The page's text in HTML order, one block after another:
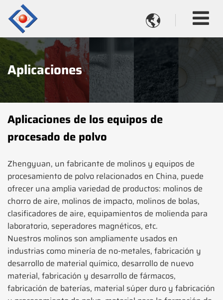

Aplicaciones
Aplicaciones de los equipos de
procesado de polvo
Zhengyuan, un fabricante de molinos y equipos de
procesamiento de polvo relacionados en China, puede
ofrecer una amplia variedad de productos: molinos de
chorro de aire, molinos de impacto, molinos de bolas,
clasificadores de aire, equipamientos de molienda para
laboratorio, seperadores magnéticos, etc.
Nuestros molinos son ampliamente usados en
industrias como minería de no-metales, fabricación y
desarrollo de material químico, desarrollo de nuevo
material, fabricación y desarrollo de fármacos,
fabricación de baterías, material súper duro y fabricación